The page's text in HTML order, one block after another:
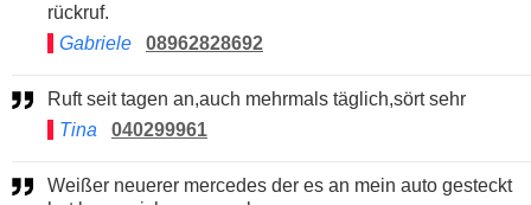
rückruf.
Gabriele
08962828692
Ruft seit tagen an,auch mehrmals täglich,sört sehr
Tina
040299961
Weißer neuerer mercedes der es an mein auto gesteckt